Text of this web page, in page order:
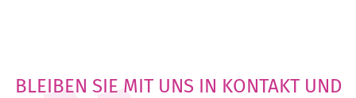
BLEIBEN SIE MIT UNS IN KONTAKT UND